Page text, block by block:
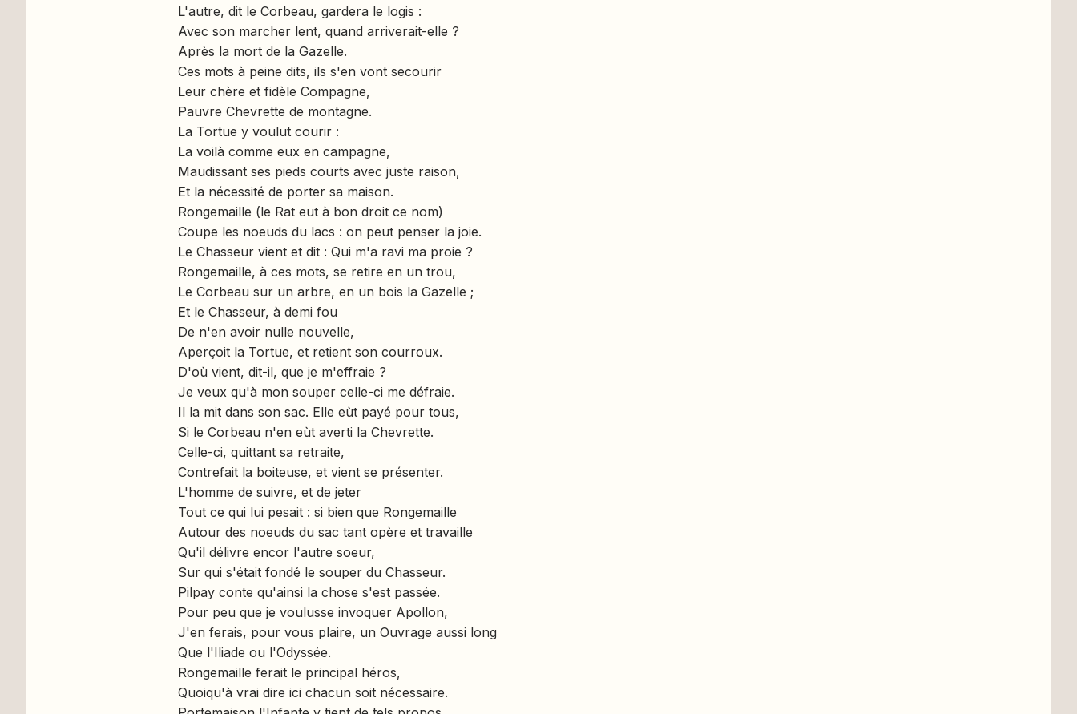
L'autre, dit le Corbeau, gardera le logis :
Avec son marcher lent, quand arriverait-elle ?
Après la mort de la Gazelle.
Ces mots à peine dits, ils s'en vont secourir
Leur chère et fidèle Compagne,
Pauvre Chevrette de montagne.
La Tortue y voulut courir :
La voilà comme eux en campagne,
Maudissant ses pieds courts avec juste raison,
Et la nécessité de porter sa maison.
Rongemaille (le Rat eut à bon droit ce nom)
Coupe les noeuds du lacs : on peut penser la joie.
Le Chasseur vient et dit : Qui m'a ravi ma proie ?
Rongemaille, à ces mots, se retire en un trou,
Le Corbeau sur un arbre, en un bois la Gazelle ;
Et le Chasseur, à demi fou
De n'en avoir nulle nouvelle,
Aperçoit la Tortue, et retient son courroux.
D'où vient, dit-il, que je m'effraie ?
Je veux qu'à mon souper celle-ci me défraie.
Il la mit dans son sac. Elle eùt payé pour tous,
Si le Corbeau n'en eùt averti la Chevrette.
Celle-ci, quittant sa retraite,
Contrefait la boiteuse, et vient se présenter.
L'homme de suivre, et de jeter
Tout ce qui lui pesait : si bien que Rongemaille
Autour des noeuds du sac tant opère et travaille
Qu'il délivre encor l'autre soeur,
Sur qui s'était fondé le souper du Chasseur.
Pilpay conte qu'ainsi la chose s'est passée.
Pour peu que je voulusse invoquer Apollon,
J'en ferais, pour vous plaire, un Ouvrage aussi long
Que l'Iliade ou l'Odyssée.
Rongemaille ferait le principal héros,
Quoiqu'à vrai dire ici chacun soit nécessaire.